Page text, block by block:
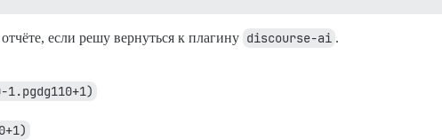
если решу вернуться к плагину discourse-ai .